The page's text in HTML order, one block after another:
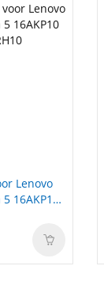
Lenovo
16AKP10